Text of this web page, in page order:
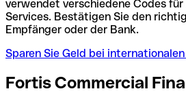
verwendet verschiedene Codes
Services. Bestätigen Sie den
Empfänger oder der Bank.
Sparen Sie Geld bei
Fortis Commercial